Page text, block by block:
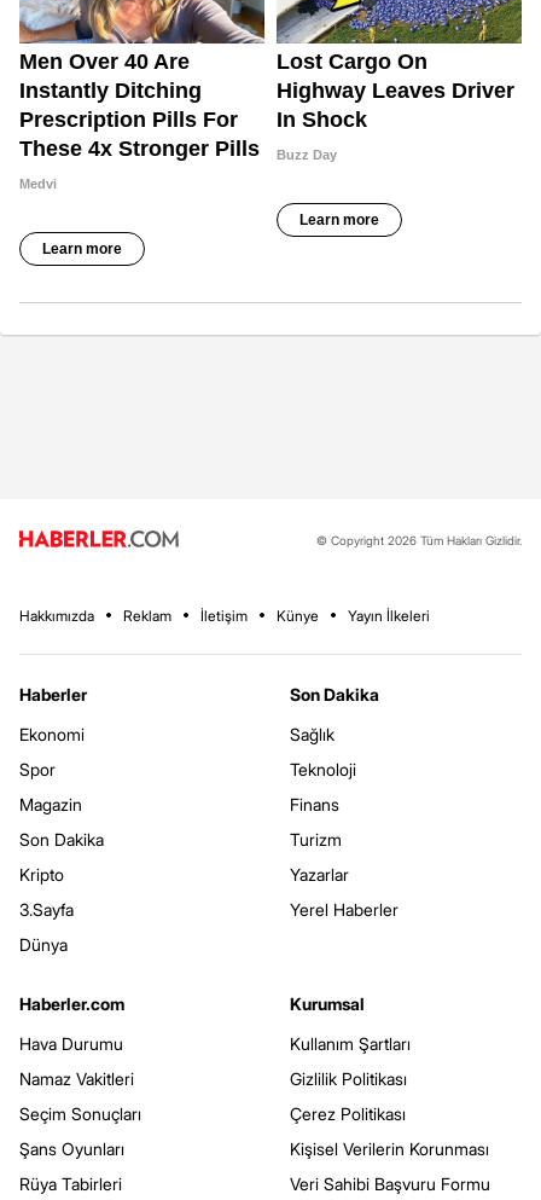
© Copyright 2026 Tüm Hakları Gizlidir.
Hakkımızda Reklam İletişim Künye Yayın İlkeleri
Haberler
Ekonomi
Spor
Magazin
Son Dakika
Kripto
3.Sayfa
Dünya
Son Dakika
Sağlık
Teknoloji
Finans
Turizm
Yazarlar
Yerel Haberler
Haberler.com
Hava Durumu
Namaz Vakitleri
Seçim Sonuçları
Şans Oyunları
Rüya Tabirleri
Kurumsal
Kullanım Şartları
Gizlilik Politikası
Çerez Politikası
Kişisel Verilerin Korunması
Veri Sahibi Başvuru Formu